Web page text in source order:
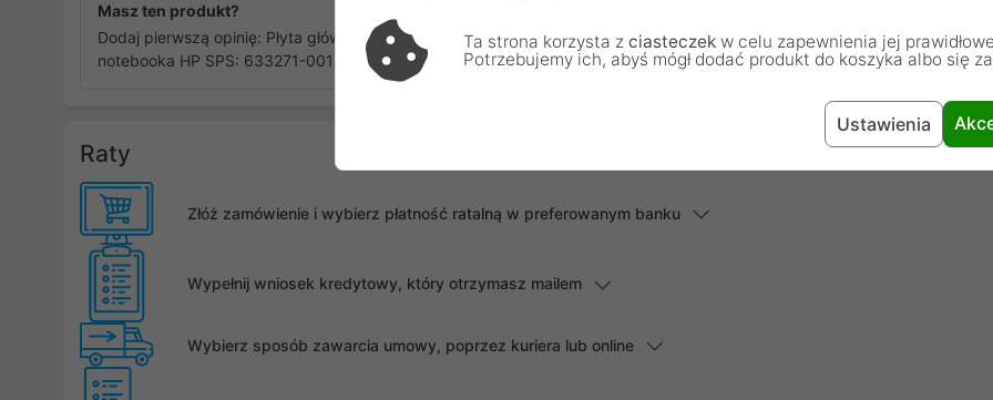
Masz ten produkt?
Dodaj pierwszą opinię: Płyta główna do
notebooka HP SPS: 633271-001 HP
Dodaj pierwszą opinię...
Raty
Złóż zamówienie i wybierz płatność ratalną w preferowanym banku
Wypełnij wniosek kredytowy, który otrzymasz mailem
Wybierz sposób zawarcia umowy, poprzez kuriera lub online
Ta strona korzysta z ciasteczek w celu zapewnienia jej
Potrzebujemy ich, abyś mógł dodać produkt do koszyka albo się
Ustawienia